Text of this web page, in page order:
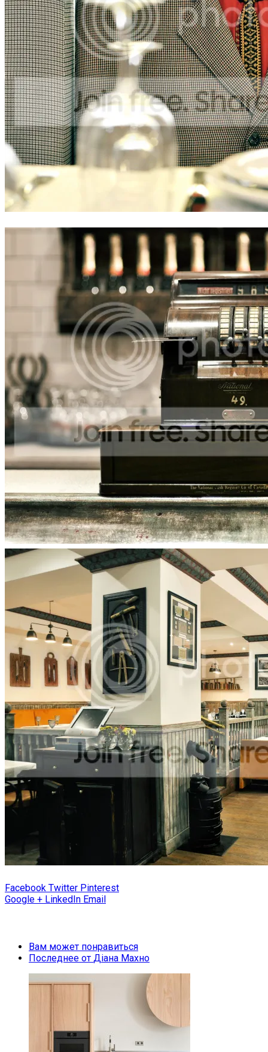
Facebook Twitter Pinterest
Google + LinkedIn Email
Вам может понравиться
Последнее от Діана Махно